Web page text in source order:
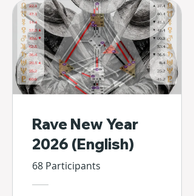
Rave New Year
2026 (English)
68 Participants